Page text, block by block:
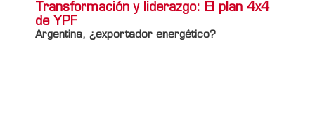
Transformación y liderazgo: El plan 4x4
de YPF
Argentina, ¿exportador energético?